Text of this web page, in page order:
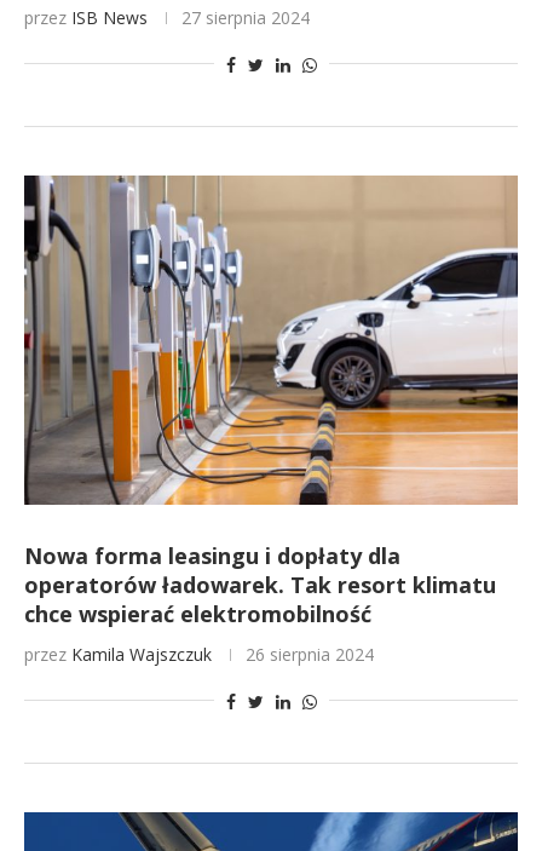
przez ISB News 27 sierpnia 2024
Nowa forma leasingu i dopłaty dla
operatorów ładowarek. Tak resort klimatu
chce wspierać elektromobilność
przez Kamila Wajszczuk 26 sierpnia 2024